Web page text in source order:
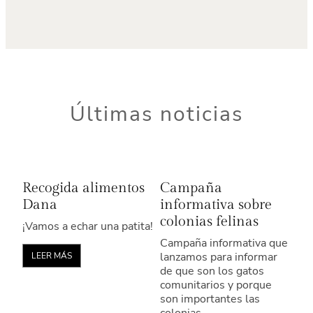
Últimas noticias
Recogida alimentos
Dana
¡Vamos a echar una patita!
LEER MÁS
Campaña
informativa sobre
colonias felinas
Campaña informativa que
lanzamos para informar
de que son los gatos
comunitarios y porque
son importantes las